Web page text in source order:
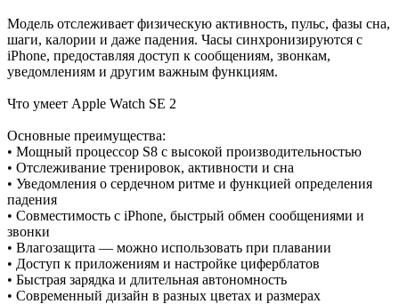
Модель отслеживает физическую активность, пульс, фазы сна,
шаги, калории и даже падения. Часы синхронизируются с
iPhone, предоставляя доступ к сообщениям, звонкам,
уведомлениям и другим важным функциям.
Что умеет Apple Watch SE 2
Основные преимущества:
• Мощный процессор S8 с высокой производительностью
• Отслеживание тренировок, активности и сна
• Уведомления о сердечном ритме и функцией определения
падения
• Совместимость с iPhone, быстрый обмен сообщениями и
звонки
• Влагозащита — можно использовать при плавании
• Доступ к приложениям и настройке циферблатов
• Быстрая зарядка и длительная автономность
• Современный дизайн в разных цветах и размерах